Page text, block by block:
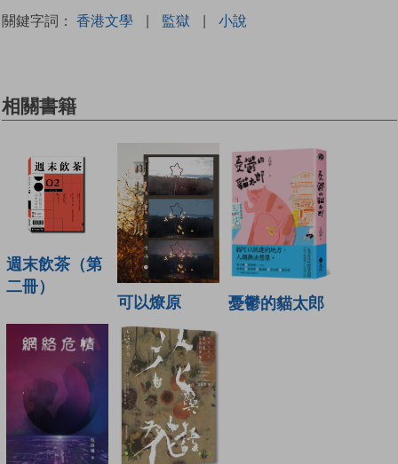
關鍵字詞： 香港文學 | 監獄 | 小說
相關書籍
週末飲茶（第
二冊）
可以燎原
憂鬱的貓太郎